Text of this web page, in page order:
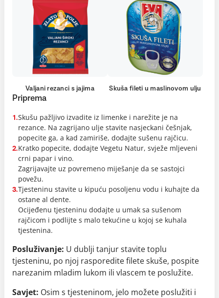
Valjani rezanci s jajima Skuša fileti u maslinovom ulju
Priprema
1.Skušu pažljivo izvadite iz limenke i narežite je na
rezance. Na zagrijano ulje stavite nasjeckani češnjak,
popecite ga, a kad zamiriše, dodajte sušenu rajčicu.
2.Kratko popecite, dodajte Vegetu Natur, svježe mljeveni
crni papar i vino.
Zagrijavajte uz povremeno miješanje da se sastojci
povežu.
3.Tjesteninu stavite u kipuću posoljenu vodu i kuhajte da
ostane al dente.
Ocijeđenu tjesteninu dodajte u umak sa sušenom
rajčicom i podlijte s malo tekućine u kojoj se kuhala
tjestenina.
Posluživanje: U dublji tanjur stavite toplu
tjesteninu, po njoj rasporedite filete skuše, pospite
narezanim mladim lukom ili vlascem te poslužite.
Savjet: Osim s tjesteninom, jelo možete poslužiti i